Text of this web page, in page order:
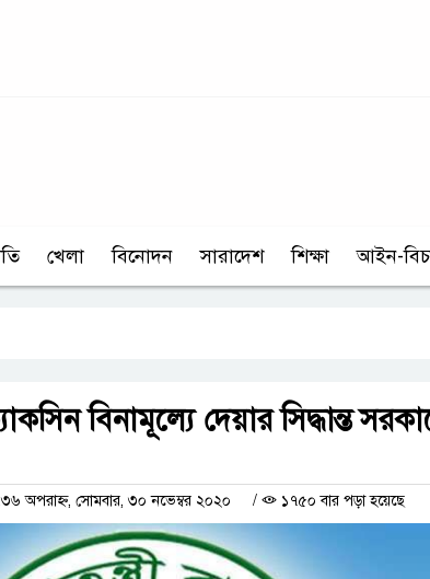
খেলা বিনোদন সারাদেশ শিক্ষা আইন-
বিনামূল্যে দেয়ার সিদ্ধান্ত
অপরাহ্ন, সোমবার, ৩০ নভেম্বর ২০২০ / ১৭৫০ বার পড়া হয়েছে